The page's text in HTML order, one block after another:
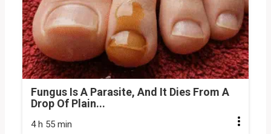
Fungus Is A Parasite, And It Dies From A
Drop Of Plain...
4 h 55 min